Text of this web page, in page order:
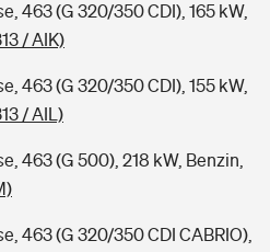
463 (G 320/350 CDI), 165 kW,
/ AIK)
463 (G 320/350 CDI), 155 kW,
/ AIL)
463 (G 500), 218 kW, Benzin,
463 (G 320/350 CDI CABRIO),